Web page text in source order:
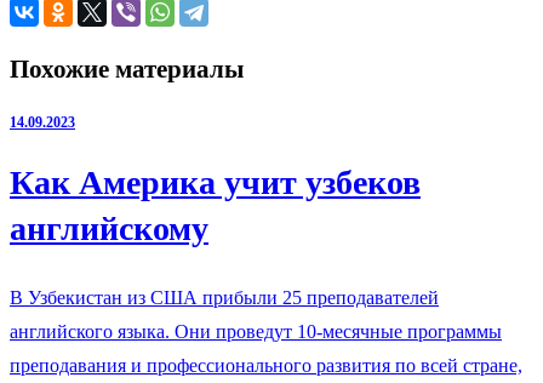
Похожие материалы
14.09.2023
Как Америка учит узбеков
английскому
В Узбекистан из США прибыли 25 преподавателей
английского языка. Они проведут 10-месячные программы
преподавания и профессионального развития по всей стране,